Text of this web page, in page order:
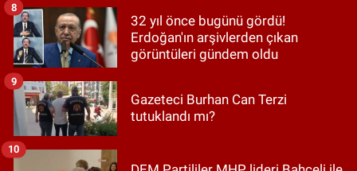
32 yıl önce bugünü gördü!
Erdoğan'ın arşivlerden çıkan
görüntüleri gündem oldu
8
Gazeteci Burhan Can Terzi
tutuklandı mı?
9
10